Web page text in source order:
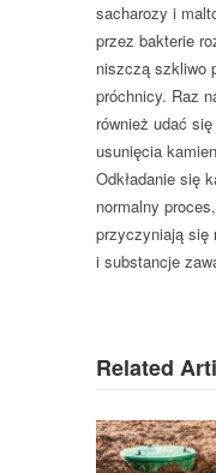
sacharozy i
przez bakterie
niszczą szkliwo
próchnicy. Raz
również udać
usunięcia
Odkładanie się
normalny
przyczyniają się
i substancje
Related